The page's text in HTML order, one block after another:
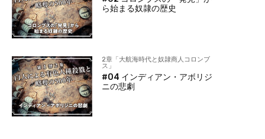
ら始まる奴隷の歴史
2章「大航海時代と奴隷商人コロンブ
ス」
#04 インディアン・アボリジ
ニの悲劇